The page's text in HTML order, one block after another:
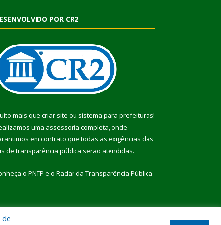
POR CR2
mais que criar site ou sistema para prefeituras!
uma assessoria completa, onde
em contrato que todas as exigências das
de transparência pública serão atendidas.
o PNTP e o Radar da Transparência Pública
de